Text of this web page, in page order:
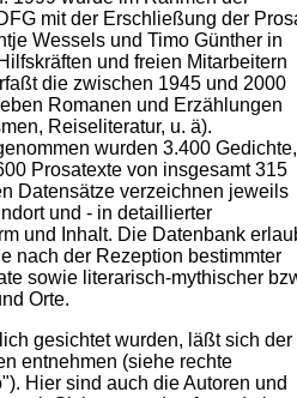
mit der Erschließung der
Wessels und Timo Günther in
und freien Mitarbeitern
die zwischen 1945 und 2000
Romanen und Erzählungen
Reiseliteratur, u. ä).
wurden 3.400 Gedichte,
Prosatexte von insgesamt 315
Datensätze verzeichnen jeweils
und - in detaillierter
und Inhalt. Die Datenbank
nach der Rezeption bestimmter
sowie literarisch-mythischer
Orte.
gesichtet wurden, läßt sich der
entnehmen (siehe rechte
Hier sind auch die Autoren und